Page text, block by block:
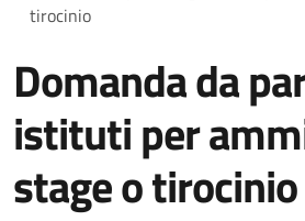
tirocinio
Domanda da
istituti per
stage o tirocinio